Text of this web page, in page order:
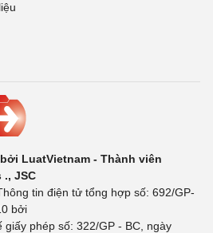
LuatVietnam - Thành viên
., JSC
tin điện tử tổng hợp số: 692/GP-
bởi
phép số: 322/GP - BC, ngày